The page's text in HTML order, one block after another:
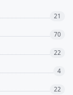
21
70
22
4
22